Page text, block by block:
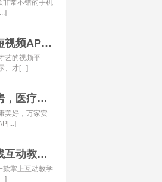
非常不错的手机
对手，娱乐短视频APP开发经典案例
艺的视频平
、才[...]
好万家大药房，医疗健康APP开发经典案例
美好，万家安
加课堂，在线互动教育APP经典案例
款掌上互动教学